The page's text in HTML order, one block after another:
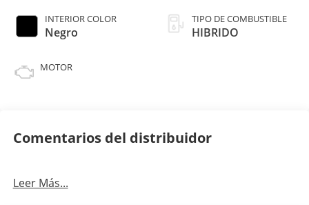
INTERIOR COLOR
Negro
MOTOR
TIPO DE COMBUSTIBLE
HIBRIDO
Comentarios del distribuidor
Leer Más...